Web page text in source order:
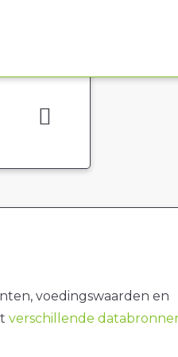
voedingswaarden en
verschillende